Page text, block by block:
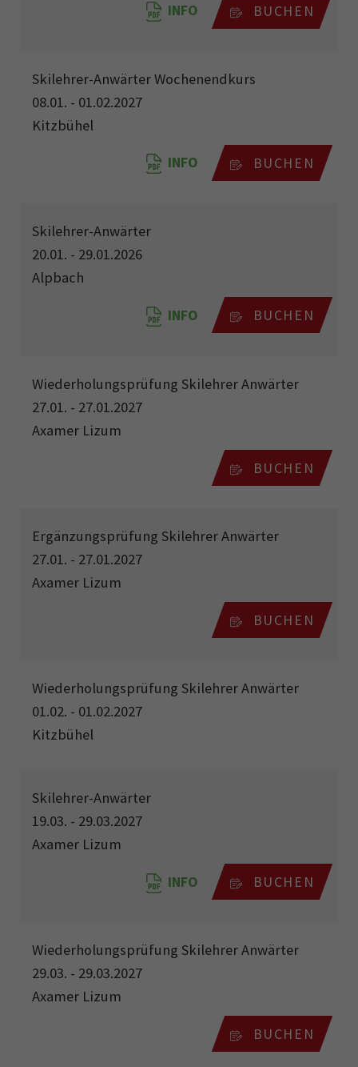
INFO BUCHEN
Skilehrer-Anwärter Wochenendkurs
08.01. - 01.02.2027
Kitzbühel
INFO BUCHEN
Skilehrer-Anwärter
20.01. - 29.01.2026
Alpbach
INFO BUCHEN
Wiederholungsprüfung Skilehrer Anwärter
27.01. - 27.01.2027
Axamer Lizum
BUCHEN
Ergänzungsprüfung Skilehrer Anwärter
27.01. - 27.01.2027
Axamer Lizum
BUCHEN
Wiederholungsprüfung Skilehrer Anwärter
01.02. - 01.02.2027
Kitzbühel
Skilehrer-Anwärter
19.03. - 29.03.2027
Axamer Lizum
INFO BUCHEN
Wiederholungsprüfung Skilehrer Anwärter
29.03. - 29.03.2027
Axamer Lizum
BUCHEN